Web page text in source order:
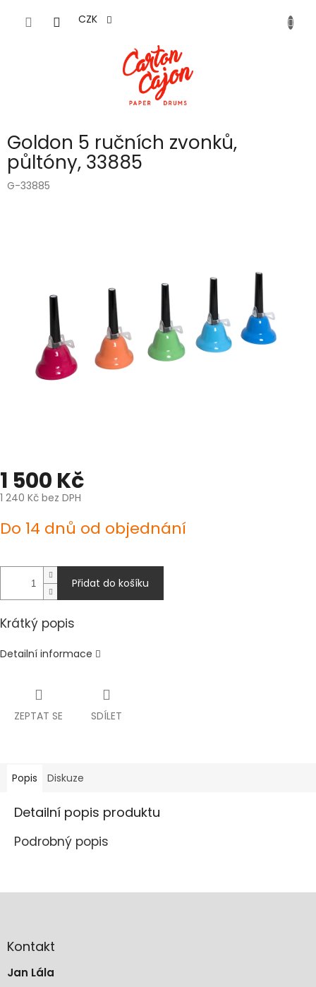
CZK
Goldon 5 ručních zvonků,
půltóny, 33885
G-33885
1 500 Kč
1 240 Kč bez DPH
cena:
Do 14 dnů od objednání
Přidat do košíku
Krátký popis
Detailní informace
ZEPTAT SE SDÍLET
Popis Diskuze
Detailní popis produktu
Podrobný popis
aKontakt
Jan Lála